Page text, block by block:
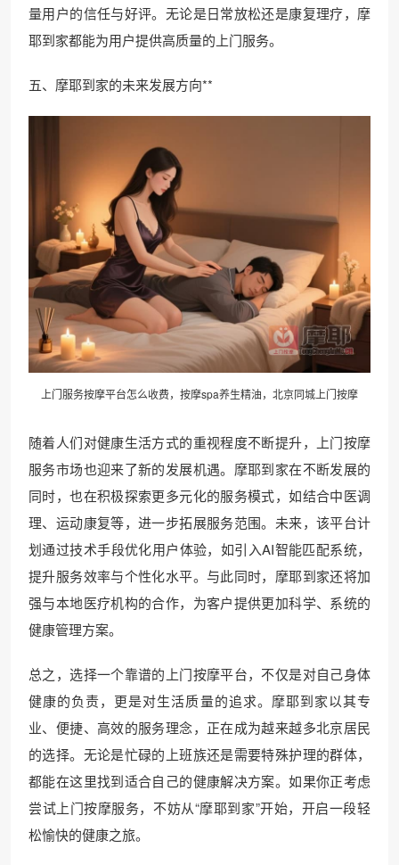
量用户的信任与好评。无论是日常放松还是康复理疗，摩
耶到家都能为用户提供高质量的上门服务。
五、摩耶到家的未来发展方向**
上门服务按摩平台怎么收费，按摩spa养生精油，北京同城上门按摩
随着人们对健康生活方式的重视程度不断提升，上门按摩
服务市场也迎来了新的发展机遇。摩耶到家在不断发展的
同时，也在积极探索更多元化的服务模式，如结合中医调
理、运动康复等，进一步拓展服务范围。未来，该平台计
划通过技术手段优化用户体验，如引入AI智能匹配系统，
提升服务效率与个性化水平。与此同时，摩耶到家还将加
强与本地医疗机构的合作，为客户提供更加科学、系统的
健康管理方案。
总之，选择一个靠谱的上门按摩平台，不仅是对自己身体
健康的负责，更是对生活质量的追求。摩耶到家以其专
业、便捷、高效的服务理念，正在成为越来越多北京居民
的选择。无论是忙碌的上班族还是需要特殊护理的群体，
都能在这里找到适合自己的健康解决方案。如果你正考虑
尝试上门按摩服务，不妨从“摩耶到家”开始，开启一段轻
松愉快的健康之旅。